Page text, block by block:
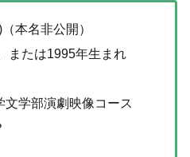
本名非公開）
または1995年生まれ
文学部演劇映像コース